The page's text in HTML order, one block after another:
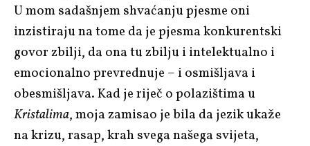
U mom sadašnjem shvaćanju pjesme oni
inzistiraju na tome da je pjesma konkurentski
govor zbilji, da ona tu zbilju i intelektualno i
emocionalno prevrednuje – i osmišljava i
obesmišljava. Kad je riječ o polazištima u
Kristalima, moja zamisao je bila da jezik ukaže
na krizu, rasap, krah svega našega svijeta,